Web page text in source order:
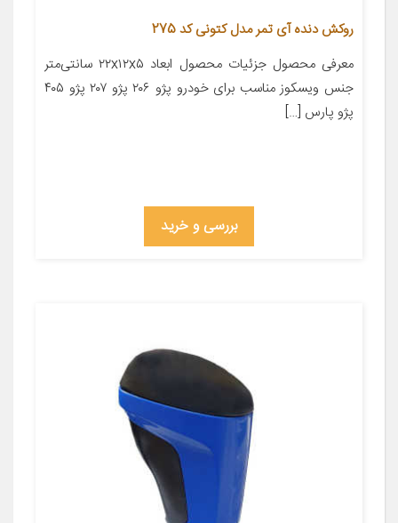
روکش دنده آی تمر مدل کتونی کد 275
معرفی محصول جزئیات محصول ابعاد ۲۲x۱۲x۵ سانتی‌متر
جنس ویسکوز مناسب برای خودرو پژو ۲۰۶ پژو ۲۰۷ پژو ۴۰۵
پژو پارس […]
بررسی و خرید